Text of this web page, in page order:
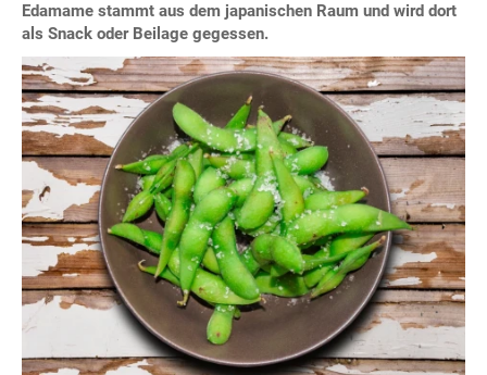
Edamame stammt aus dem japanischen Raum und wird dort
als Snack oder Beilage gegessen.